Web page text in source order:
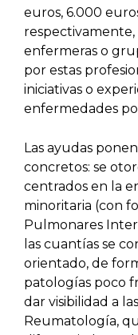
euros, 6.000
enfermeras o
por estas
iniciativas o
enfermedades
Las ayudas
concretos: se
centrados en la
minoritaria (con
Pulmonares
las cuantías se
orientado, de
patologías poco
dar visibilidad a
Reumatología,